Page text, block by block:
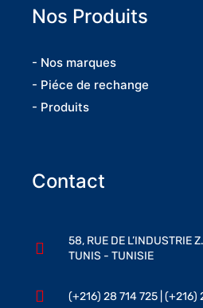
Nos Produits
- Nos marques
- Piéce de rechange
- Produits
Contact
58, RUE DE L’INDUSTRIE
TUNIS - TUNISIE
(+216) 28 714 725 |